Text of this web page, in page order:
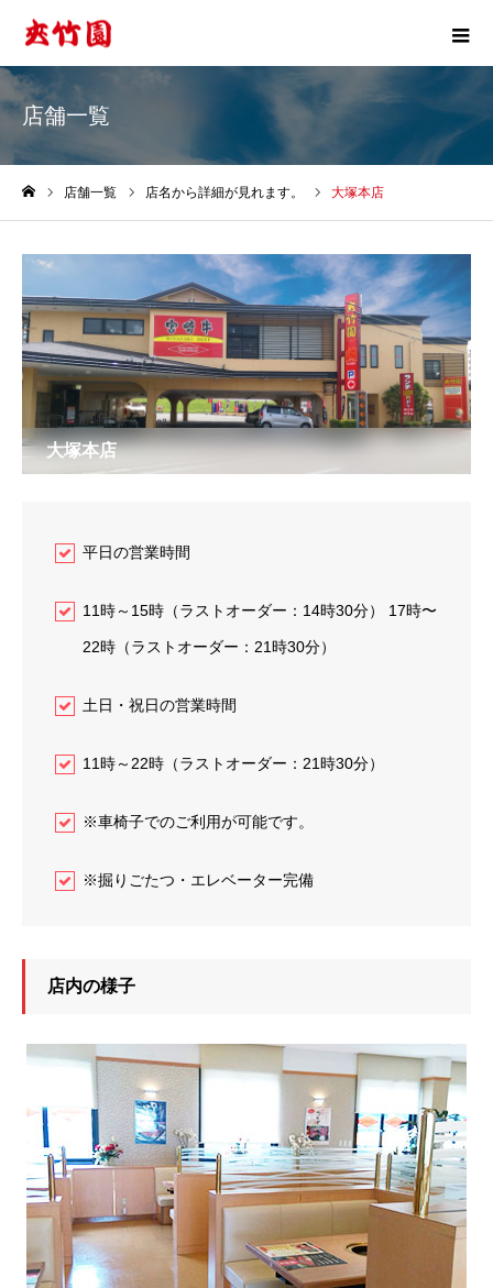
店舗一覧
店舗一覧 店名から詳細が見れます。 大塚本店
大塚本店
平日の営業時間
11時～15時（ラストオーダー：14時30分） 17時〜
22時（ラストオーダー：21時30分）
土日・祝日の営業時間
11時～22時（ラストオーダー：21時30分）
※車椅子でのご利用が可能です。
※掘りごたつ・エレベーター完備
店内の様子